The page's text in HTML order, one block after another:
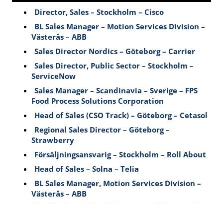
Director, Sales – Stockholm – Cisco
BL Sales Manager – Motion Services Division –
Västerås – ABB
Sales Director Nordics – Göteborg – Carrier
Sales Director, Public Sector – Stockholm –
ServiceNow
Sales Manager – Scandinavia – Sverige – FPS
Food Process Solutions Corporation
Head of Sales (CSO Track) – Göteborg – Cetasol
Regional Sales Director – Göteborg –
Strawberry
Försäljningsansvarig – Stockholm – Roll About
Head of Sales – Solna – Telia
BL Sales Manager, Motion Services Division –
Västerås – ABB